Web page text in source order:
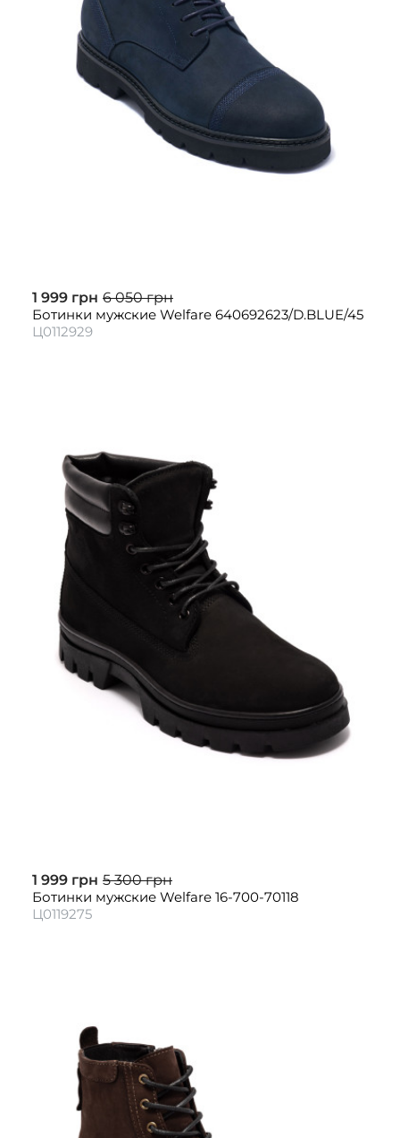
1 999 грн 6 050 грн
Ботинки мужские Welfare 640692623/D.BLUE/45
Ц0112929
1 999 грн 5 300 грн
Ботинки мужские Welfare 16-700-70118
Ц0119275